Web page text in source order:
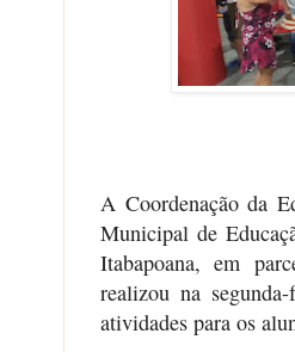
A Coordenação da
Municipal de
Itabapoana, em
realizou na
atividades para os